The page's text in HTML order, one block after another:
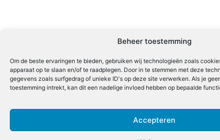
Beheer toestemming
Om de beste ervaringen te bieden, gebruiken wij technologieën zoals
apparaat op te slaan en/of te raadplegen. Door in te stemmen met deze
gegevens zoals surfgedrag of unieke ID's op deze site verwerken. Als je
toestemming intrekt, kan dit een nadelige invloed hebben op bepaalde
Accepteren